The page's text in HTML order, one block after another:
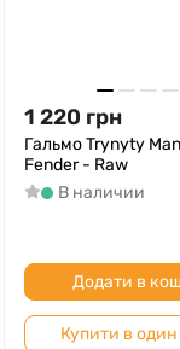
1 220 грн
Гальмо Trynyty
Fender - Raw
В наличии
Додати в
Купити в один